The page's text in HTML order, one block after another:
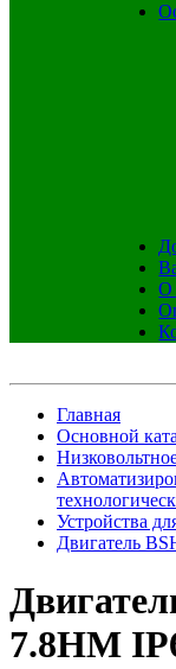
О
Главная
Основной
Устройства
Двигатель
7.8НМ